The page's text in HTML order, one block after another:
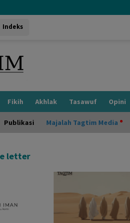
Indeks
Fikih Akhlak Tasawuf Opini
Publikasi Majalah Tagtim Media
letter